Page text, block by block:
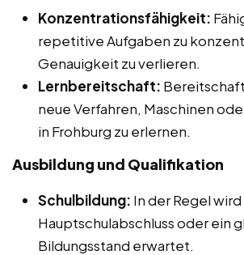
Konzentrationsfähigkeit:
repetitive Aufgaben zu
Genauigkeit zu verlieren.
Lernbereitschaft:
neue Verfahren, Maschinen
in Frohburg zu erlernen.
Ausbildung und Qualifikation
Schulbildung: In der Regel wird
Hauptschulabschluss oder ein
Bildungsstand erwartet.